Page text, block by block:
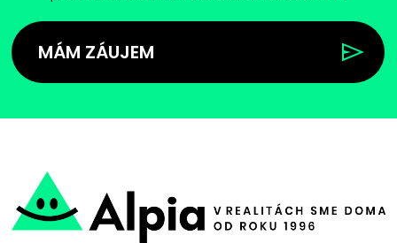
MÁM ZÁUJEM